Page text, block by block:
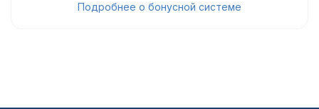
Подробнее о бонусной системе